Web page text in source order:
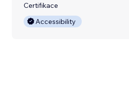
Certifikace
Accessibility